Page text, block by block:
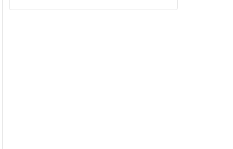
thành phố Đồng Nai